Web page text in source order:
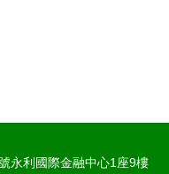
永利國際金融中心1座9樓